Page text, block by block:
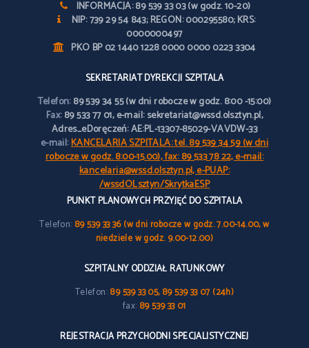
INFORMACJA: 89 539 33 03 (w godz. 10-20)
NIP: 739 29 54 843; REGON: 000295580; KRS:
0000000497
PKO BP 02 1440 1228 0000 0000 0223 3304
SEKRETARIAT DYREKCJI SZPITALA
Telefon:89 539 34 55 (w dni robocze w godz. 8:00 -15:00)
Fax:89 533 77 01, e-mail: sekretariat@wssd.olsztyn.pl,
Adres_eDoręczeń: AE:PL-13307-85029-VAVDW-33
e-mail:KANCELARIA SZPITALA: tel. 89 539 34 59 (w dni
robocze w godz. 8:00-15.00), fax: 89 533 78 22, e-mail:
kancelaria@wssd.olsztyn.pl, e-PUAP:
/wssdOLsztyn/SkrytkaESP
PUNKT PLANOWYCH PRZYJĘĆ DO SZPITALA
Telefon: 89 539 33 36 (w dni robocze w godz. 7.00-14.00, w
niedziele w godz. 9.00-12.00)
SZPITALNY ODDZIAŁ RATUNKOWY
Telefon:89 539 33 05, 89 539 33 07 (24h)
fax: 89 539 33 01
REJESTRACJA PRZYCHODNI SPECJALISTYCZNEJ